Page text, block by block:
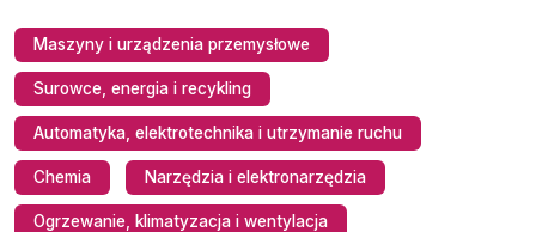
Maszyny i urządzenia przemysłowe
Surowce, energia i recykling
Automatyka, elektrotechnika i utrzymanie ruchu
Chemia Narzędzia i elektronarzędzia
Ogrzewanie, klimatyzacja i wentylacja